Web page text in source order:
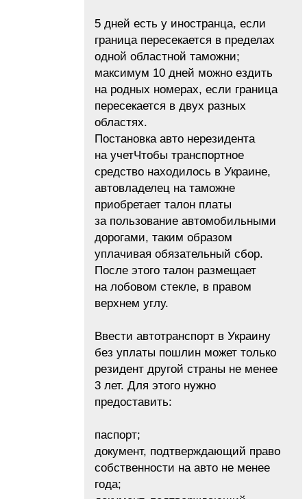
5 дней есть у иностранца, если
граница пересекается в пределах
одной областной таможни;
максимум 10 дней можно ездить
на родных номерах, если граница
пересекается в двух разных
областях.
Постановка авто нерезидента
на учетЧтобы транспортное
средство находилось в Украине,
автовладелец на таможне
приобретает талон платы
за пользование автомобильными
дорогами, таким образом
уплачивая обязательный сбор.
После этого талон размещает
на лобовом стекле, в правом
верхнем углу.
Ввести автотранспорт в Украину
без уплаты пошлин может только
резидент другой страны не менее
3 лет. Для этого нужно
предоставить:
паспорт;
документ, подтверждающий право
собственности на авто не менее
года;